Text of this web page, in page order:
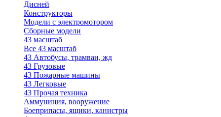
Дисней
Конструкторы
Модели с электромотором
Сборные модели
43 масштаб
Все 43 масштаб
43 Автобусы, трамваи, жд
43 Грузовые
43 Пожарные машины
43 Легковые
43 Прочая техника
Аммуниция, вооружение
Боеприпасы, ящики, канистры